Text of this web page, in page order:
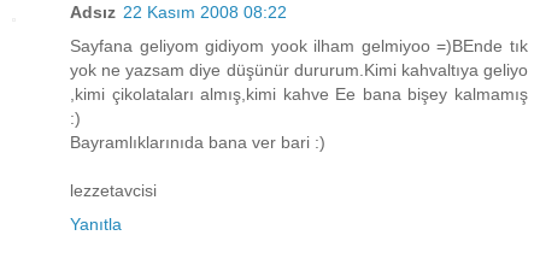
Adsız 22 Kasım 2008 08:22
Sayfana geliyom gidiyom yook ilham gelmiyoo =)BEnde tık
yok ne yazsam diye düşünür dururum.Kimi kahvaltıya geliyo
,kimi çikolataları almış,kimi kahve Ee bana bişey kalmamış
:)
Bayramlıklarınıda bana ver bari :)
lezzetavcisi
Yanıtla